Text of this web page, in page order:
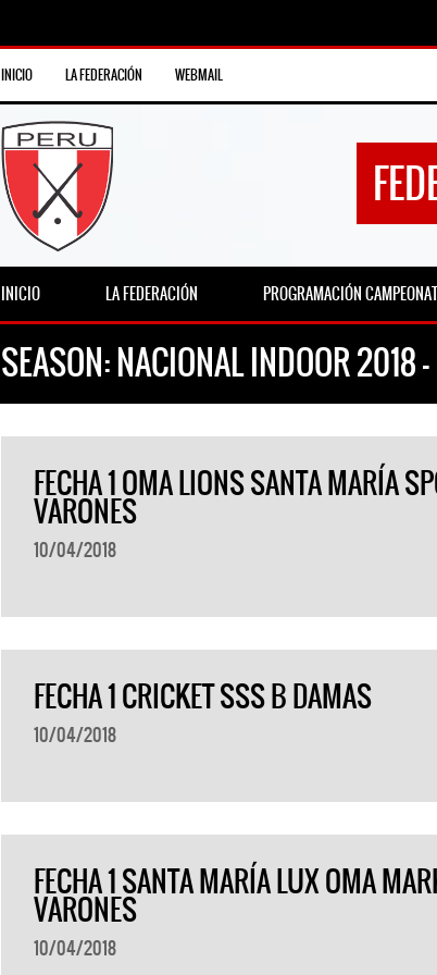
INICIO LA FEDERACIÓN WEBMAIL
INICIO LA FEDERACIÓN PROGRAMACIÓN
SEASON:NACIONAL INDOOR 2018 -
FECHA 1 OMA LIONS SANTA MARÍA
VARONES
10/04/2018
FECHA 1 CRICKET SSS B DAMAS
10/04/2018
FECHA 1 SANTA MARÍA LUX OMA
VARONES
10/04/2018